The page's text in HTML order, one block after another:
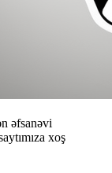
əfsanəvi
xoş